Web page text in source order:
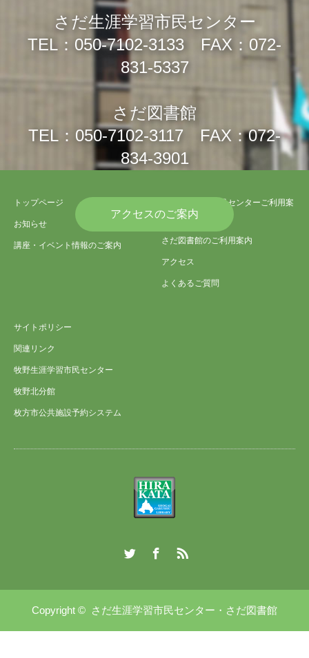
さだ生涯学習市民センター
TEL：050-7102-3133 FAX：072-
831-5337
さだ図書館
TEL：050-7102-3117 FAX：072-
834-3901
アクセスのご案内
トップページ
お知らせ
講座・イベント情報のご案内
さだ生涯学習市民センターご利用案
内
さだ図書館のご利用案内
アクセス
よくあるご質問
サイトポリシー
関連リンク
牧野生涯学習市民センター
牧野北分館
枚方市公共施設予約システム
Copyright © さだ生涯学習市民センター・さだ図書館